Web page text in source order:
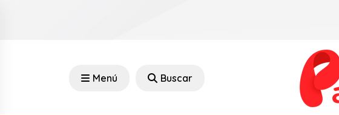
Menú Buscar